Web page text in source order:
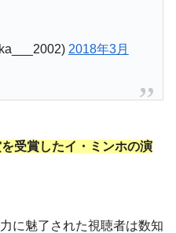
2018年3月
受賞したイ・ミンホの演
に魅了された視聴者は数知